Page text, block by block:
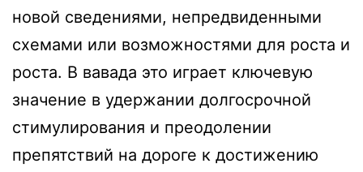
новой сведениями, непредвиденными
схемами или возможностями для роста и
роста. В вавада это играет ключевую
значение в удержании долгосрочной
стимулирования и преодолении
препятствий на дороге к достижению